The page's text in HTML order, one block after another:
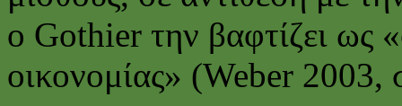
ο Gothier την βαφτίζει ως
οικονομίας» (Weber 2003,